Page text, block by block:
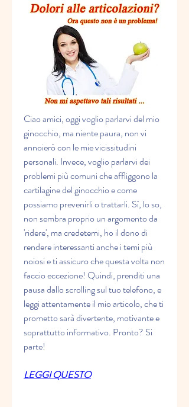
Ciao amici, oggi voglio parlarvi del mio
ginocchio, ma niente paura, non vi
annoierò con le mie vicissitudini
personali. Invece, voglio parlarvi dei
problemi più comuni che affliggono la
cartilagine del ginocchio e come
possiamo prevenirli o trattarli. Sì, lo so,
non sembra proprio un argomento da
'ridere', ma credetemi, ho il dono di
rendere interessanti anche i temi più
noiosi e ti assicuro che questa volta non
faccio eccezione! Quindi, prenditi una
pausa dallo scrolling sul tuo telefono, e
leggi attentamente il mio articolo, che ti
prometto sarà divertente, motivante e
soprattutto informativo. Pronto? Si
parte!
LEGGI QUESTO